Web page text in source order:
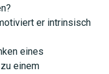
er intrinsisch
eines
einem